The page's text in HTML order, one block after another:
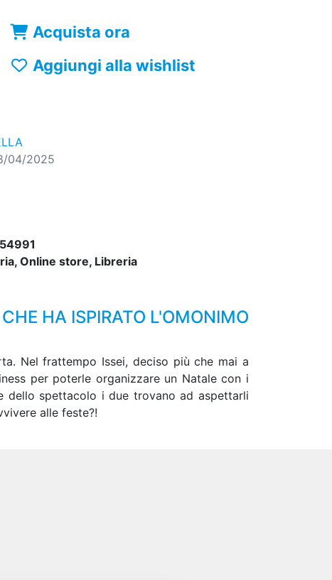
Acquista ora
Aggiungi alla wishlist
04/2025
Online store, Libreria
HA ISPIRATO L'OMONIMO
Nel frattempo Issei, deciso più che mai a
per poterle organizzare un Natale con i
dello spettacolo i due trovano ad aspettarli
alle feste?!